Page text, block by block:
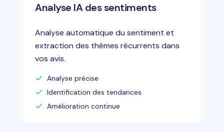
Analyse IA des sentiments
Analyse automatique du sentiment et
extraction des thèmes récurrents dans
vos avis.
Analyse précise
Identification des tendances
Amélioration continue